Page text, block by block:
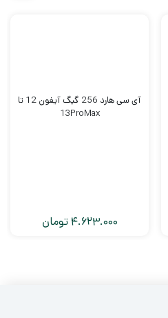
آی سی هارد 256 گیگ آیفون 12 تا
13ProMax
4.623.000 تومان